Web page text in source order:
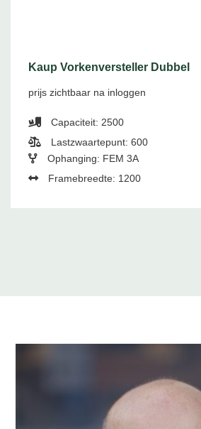
Kaup Vorkenversteller Dubbel
prijs zichtbaar na inloggen
Capaciteit: 2500
Lastzwaartepunt: 600
Ophanging: FEM 3A
Framebreedte: 1200